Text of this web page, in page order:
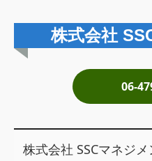
マンション売却
土地売却
税金について
運営会社
株式会社
06-
株式会社 SSCマネジ